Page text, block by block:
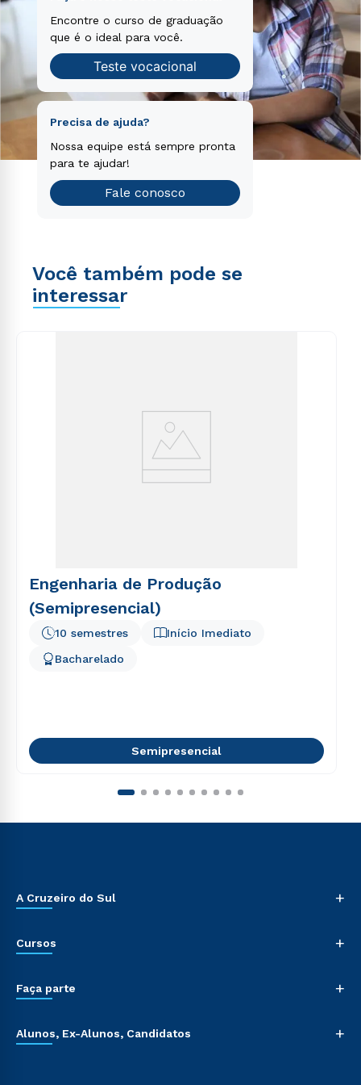
Encontre o curso de graduação
que é o ideal para você.
Teste vocacional
Precisa de ajuda?
Nossa equipe está sempre pronta
para te ajudar!
Fale conosco
Você também pode se
interessar
Engenharia de Produção
(Semipresencial)
Início Imediato
10 semestres
Bacharelado
Semipresencial
A Cruzeiro do Sul +
Cursos +
Faça parte +
Alunos, Ex-Alunos, Candidatos +